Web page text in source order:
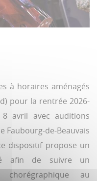
à horaires aménagés
pour la rentrée 2026-
8 avril avec auditions
Faubourg-de-Beauvais
dispositif propose un
afin de suivre un
chorégraphique au